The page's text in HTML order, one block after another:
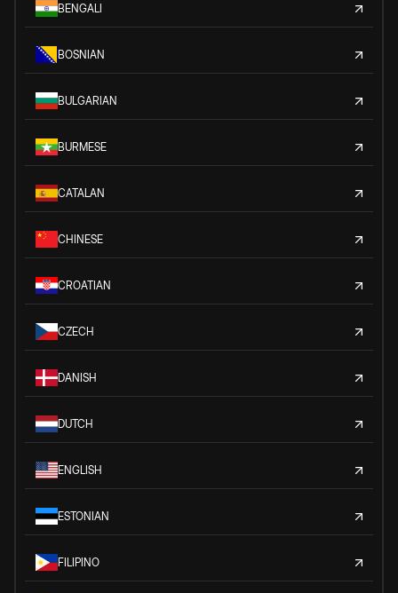
BENGALI
BOSNIAN
BULGARIAN
BURMESE
CATALAN
CHINESE
CROATIAN
CZECH
DANISH
DUTCH
ENGLISH
ESTONIAN
FILIPINO